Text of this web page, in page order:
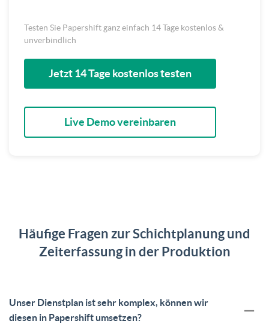
Testen Sie Papershift ganz einfach 14 Tage kostenlos &
unverbindlich
Jetzt 14 Tage kostenlos testen
Live Demo vereinbaren
Häufige Fragen zur Schichtplanung und
Zeiterfassung in der Produktion
Unser Dienstplan ist sehr komplex, können wir
diesen in Papershift umsetzen?